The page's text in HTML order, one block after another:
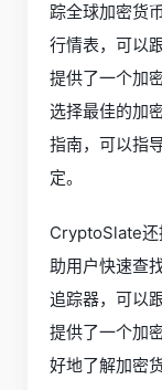
踪全球加密货
行情表，可以
提供了一个加
选择最佳的加
指南，可以指
定。
CryptoSlate还
助用户快速查
追踪器，可以
提供了一个加
好地了解加密